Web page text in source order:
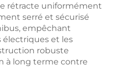
rétracte uniformément
serré et sécurisé
empêchant
et les
robuste
à long terme contre